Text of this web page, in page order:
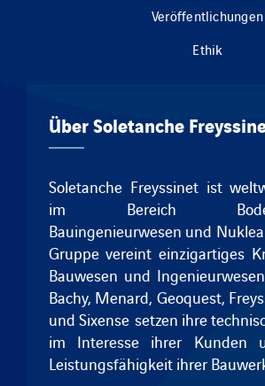
Veröffentlichungen
Ethik
Über Soletanche
Soletanche Freyssinet ist
im Bereich
Bauingenieurwesen und
Gruppe vereint einzigartiges
Bauwesen und Ingenieurwesen.
Bachy, Menard, Geoquest,
und Sixense setzen ihre
im Interesse ihrer Kunden
Leistungsfähigkeit ihrer